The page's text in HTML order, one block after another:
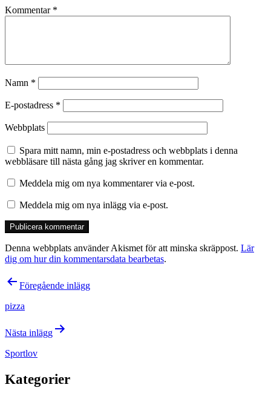
Kommentar *
Namn *
E-postadress *
Webbplats
Spara mitt namn, min e-postadress och webbplats i denna
webbläsare till nästa gång jag skriver en kommentar.
Meddela mig om nya kommentarer via e-post.
Meddela mig om nya inlägg via e-post.
Denna webbplats använder Akismet för att minska skräppost. Lär
dig om hur din kommentarsdata bearbetas.
Inläggsnavigering
Föregående inlägg
pizza
Nästa inlägg
Sportlov
Kategorier